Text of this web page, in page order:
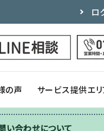
ロ
の声 サービス提供エ
い合わせについて